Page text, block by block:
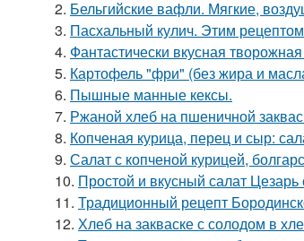
2. Бельгийские вафли. Мягкие,
3. Пасхальный кулич. Этим
4. Фантастически вкусная
5. Картофель "фри" (без жира и
6. Пышные манные кексы.
7. Ржаной хлеб на пшеничной
8. Копченая курица, перец и сыр:
9. Салат с копченой курицей,
10. Простой и вкусный салат
11. Традиционный рецепт
12. Хлеб на закваске с солодом в